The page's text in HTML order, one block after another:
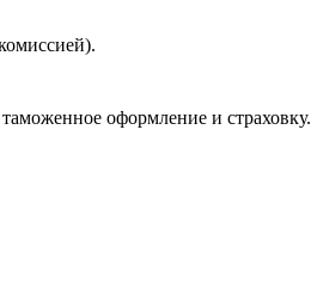
оформление и страховку.